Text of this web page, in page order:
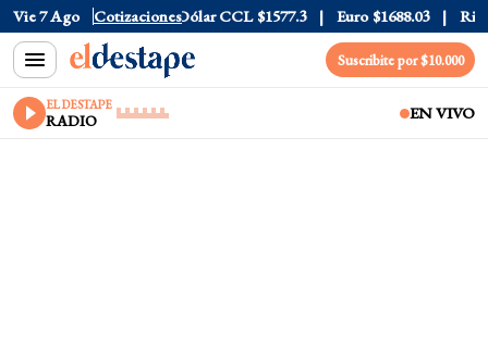
Vie 7 Ago Cotizaciones
Blue $1530 Dólar CCL $1577.3 Euro $1688.03 Riesgo
Suscribite por $10.000
EL DESTAPE
RADIO EN VIVO